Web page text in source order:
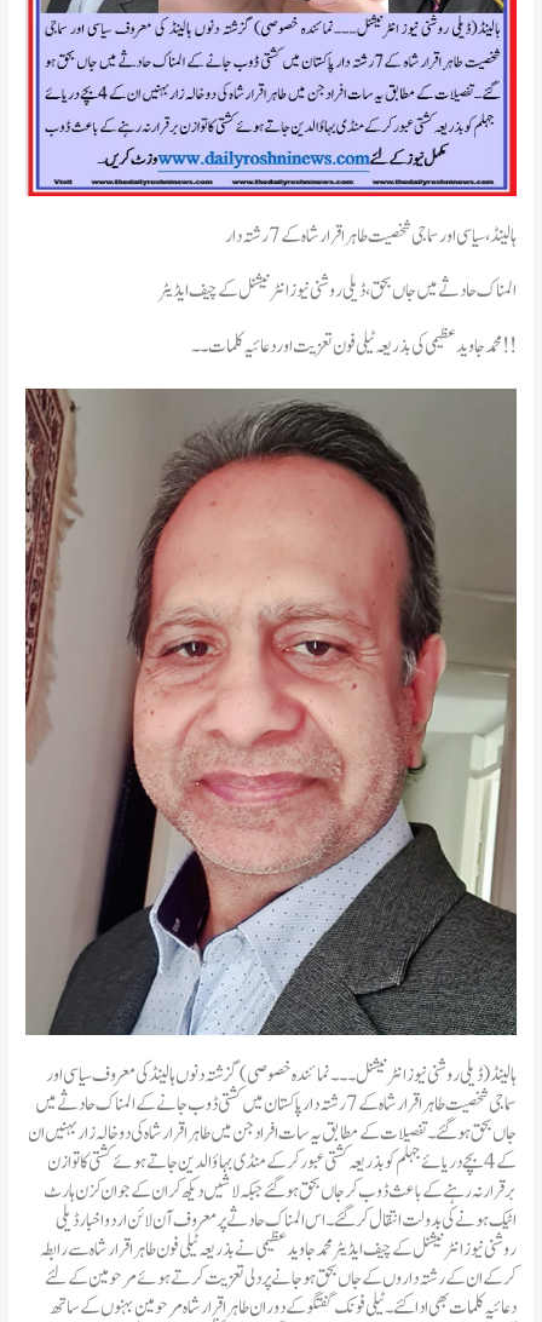
ہالینڈ، سیاسی اور سماجی شخصیت طاہر اقرار شاہ کے 7رشتہ دار
المناک حادثے میں جاں بحق، ڈیلی روشنی نیوز انٹرنیشنل کے چیف ایڈیٹر
محمد جاوید عظیمی کی بذریعہ ٹیلی فون تعزیت اورد عائیہ کلمات۔۔!!
ہالینڈ(ڈیلی روشنی نیوز انٹرنیشنل۔۔۔نمائندہ خصوصی) گزشتہ دنوں ہالینڈ کی معروف سیاسی اور
سماجی شخصیت طاہر اقرار شاہ کے7رشتہ دار پاکستان میں کشتی ڈوب جانے کے المناک حادثے میں
جاں بحق ہو گئے۔ تفصیلات کے مطابق یہ سات افراد جن میں طاہر اقرار شاہ کی دو خالہ زار بہنیں ان
کے 4بچے دریائے جہلم کو بذریعہ کشتی عبور کرکے منڈی بہاؤ الدین جاتے ہوئے کشتی کا توازن
برقرار نہ رہنے کے باعث ڈوب کر جاں بحق ہو گئے جبکہ لاشیں دیکھ کر ان کے جوان کزن ہارٹ
اٹیک ہونے کی بدولت انتقال کر گئے۔ اس المناک حادثے پر معروف آن لائن اردو اخبار ڈیلی
روشنی نیوز انٹرنیشنل کے چیف ایڈیٹر محمد جاوید عظیمی نے بذریعہ ٹیلی فون طاہر اقرار شاہ سے رابطہ
کرکے ان کے رشتہ داروں کے جاں بحق ہو جانے پر دلی تعزیت کرتے ہوئے مرحومین کے لئے
دعائیہ کلمات بھی ادا کئے۔ ٹیلی فونک گفتگو کے دوران طاہر اقرار شاہ مرحومین بہنوں کے ساتھ